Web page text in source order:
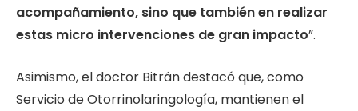
acompañamiento, sino que también en realizar
estas micro intervenciones de gran impacto”.
Asimismo, el doctor Bitrán destacó que, como
Servicio de Otorrinolaringología, mantienen el